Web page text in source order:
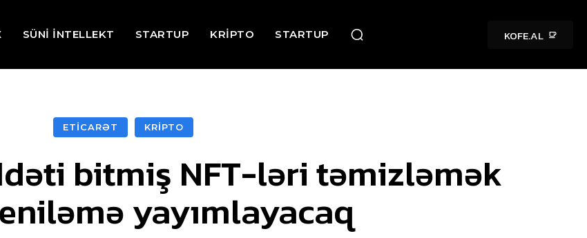
SÜNİ İNTELLEKT STARTUP KRİPTO STARTUP KOFE.AL
ETİCARƏT KRİPTO
bitmiş NFT-ləri təmizləmək
yayımlayacaq